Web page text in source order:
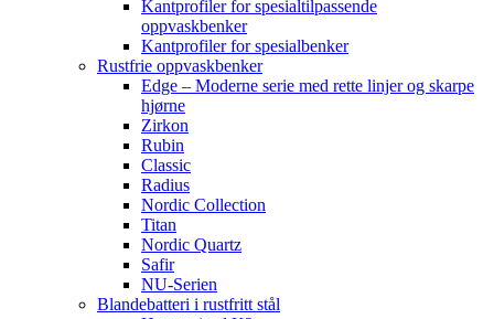
Kantprofiler for spesialtilpassende
oppvaskbenker
Kantprofiler for spesialbenker
Rustfrie oppvaskbenker
Edge – Moderne serie med rette linjer og skarpe
hjørne
Zirkon
Rubin
Classic
Radius
Nordic Collection
Titan
Nordic Quartz
Safir
NU-Serien
Blandebatteri i rustfritt stål